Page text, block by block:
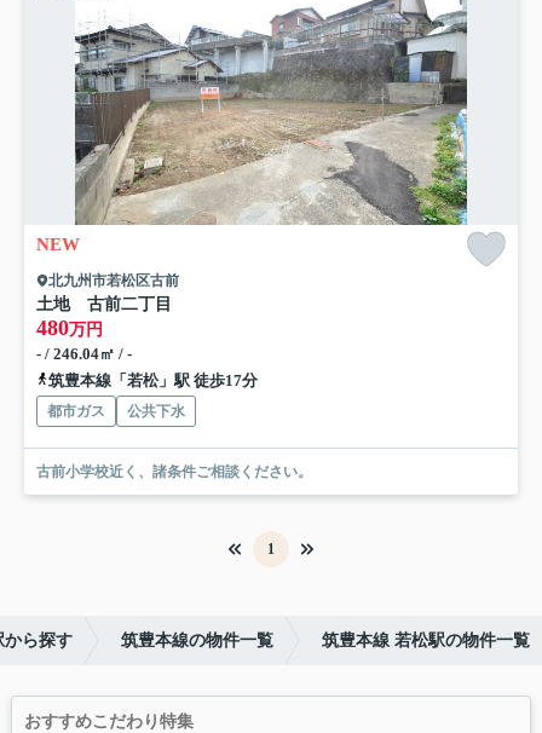
NEW
北九州市若松区古前
土地 古前二丁目
480万円
- / 246.04㎡ / -
筑豊本線「若松」駅 徒歩17分
都市ガス 公共下水
古前小学校近く、諸条件ご相談ください。
1
から探す 筑豊本線の物件一覧 筑豊本線 若松駅の物件一覧
おすすめこだわり特集